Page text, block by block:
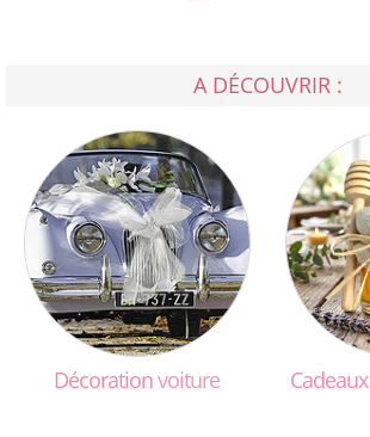
A DÉCOUVRIR :
Décorationvoiture Cadeaux